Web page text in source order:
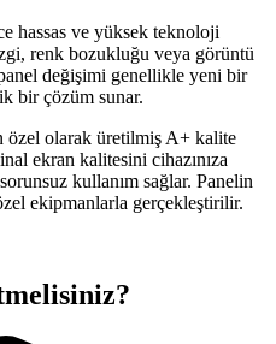
hassas ve yüksek teknoloji
renk bozukluğu veya görüntü
değişimi genellikle yeni bir
bir çözüm sunar.
özel olarak üretilmiş A+ kalite
ekran kalitesini cihazınıza
kullanım sağlar. Panelin
ekipmanlarla gerçekleştirilir.